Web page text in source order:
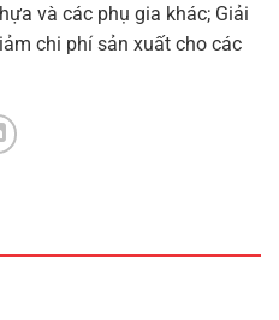
và các phụ gia khác; Giải
chi phí sản xuất cho các